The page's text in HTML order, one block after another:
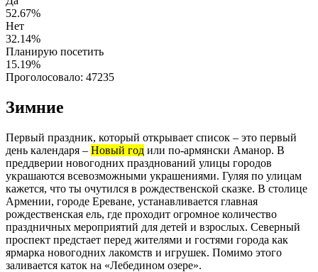
52.67%
Нет
32.14%
Планирую посетить
15.19%
Проголосовало: 47235
Зимние
Первый праздник, который открывает список – это первый
день календаря – Новый год или по-армянски Аманор. В
преддверии новогодних празднований улицы городов
украшаются всевозможными украшениями. Гуляя по улицам
кажется, что ты очутился в рождественской сказке. В столице
Армении, городе Ереване, устанавливается главная
рождественская ель, где проходит огромное количество
праздничных мероприятий для детей и взрослых. Северный
проспект предстает перед жителями и гостями города как
ярмарка новогодних лакомств и игрушек. Помимо этого
заливается каток на «Лебедином озере».